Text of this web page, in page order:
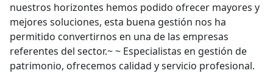
nuestros horizontes hemos podido ofrecer mayores y
mejores soluciones, esta buena gestión nos ha
permitido convertirnos en una de las empresas
referentes del sector.~ ~ Especialistas en gestión de
patrimonio, ofrecemos calidad y servicio profesional.